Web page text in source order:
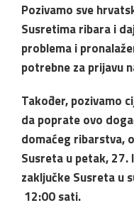
Pozivamo sve
Susretima ribara i
problema i
potrebne za prijavu
Također, pozivamo
da poprate ovo
domaćeg ribarstva,
Susreta u petak,
zaključke Susreta u
12:00 sati.